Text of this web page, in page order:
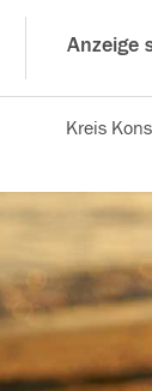
Anzeige
Kreis